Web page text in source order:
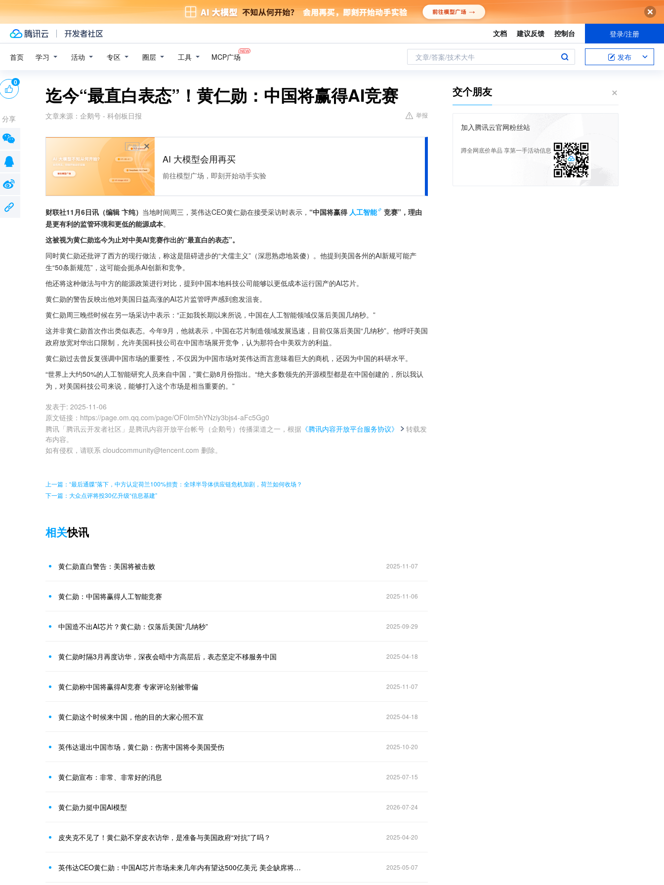
文档 建议反馈 控制台 登录/注册
首页 学习 活动 专区 圈层 工具 MCP广场 文章/答案/技术大牛 发布
迄今“最直白表态”！黄仁勋：中国将赢得AI竞赛
文章来源： 企鹅号 - 科创板日报 举报
广告
AI 大模型会用再买
前往模型广场，即刻开始动手实验
财联社11月6日讯（编辑 卞纯） 当地时间周三，英伟达CEO黄仁勋在接受采访时表示， “中国将赢得 人工智能
竞赛”，理由
是更有利的监管环境和更低的能源成本。
这被视为黄仁勋迄今为止对中美AI竞赛作出的“最直白的表态”。
同时黄仁勋还批评了西方的现行做法，称这是阻碍进步的“犬儒主义”（深思熟虑地装傻）。他提到美国各州的AI新规可能产
生“50条新规范”，这可能会扼杀AI创新和竞争。
他还将这种做法与中方的能源政策进行对比，提到中国本地科技公司能够以更低成本运行国产的AI芯片。
黄仁勋的警告反映出他对美国日益高涨的AI芯片监管呼声感到愈发沮丧。
黄仁勋周三晚些时候在另一场采访中表示：“正如我长期以来所说，中国在人工智能领域仅落后美国几纳秒。”
这并非黄仁勋首次作出类似表态。今年9月，他就表示，中国在芯片制造领域发展迅速，目前仅落后美国“几纳秒”。他呼吁美国
政府放宽对华出口限制，允许美国科技公司在中国市场展开竞争，认为那符合中美双方的利益。
黄仁勋过去曾反复强调中国市场的重要性，不仅因为中国市场对英伟达而言意味着巨大的商机，还因为中国的科研水平。
“世界上大约50%的人工智能研究人员来自中国，”黄仁勋8月份指出。“绝大多数领先的开源模型都是在中国创建的，所以我认
为，对美国科技公司来说，能够打入这个市场是相当重要的。”
发表于: 2025-11-06
原文链接 ： https://page.om.qq.com/page/OF0lm5hYNziy3bjs4-aFc5Gg0
腾讯「腾讯云开发者社区」是腾讯内容开放平台帐号（企鹅号）传播渠道之一，根据 《腾讯内容开放平台服务协议》
转载发
布内容。
如有侵权，请联系 cloudcommunity@tencent.com 删除。
0
分享
上一篇：“最后通牒”落下，中方认定荷兰100%担责：全球半导体供应链危机加剧，荷兰如何收场？
下一篇：大众点评将投30亿升级“信息基建”
相关快讯
黄仁勋直白警告：美国将被击败 2025-11-07
黄仁勋：中国将赢得人工智能竞赛 2025-11-06
中国造不出AI芯片？黄仁勋：仅落后美国“几纳秒” 2025-09-29
黄仁勋时隔3月再度访华，深夜会晤中方高层后，表态坚定不移服务中国 2025-04-18
黄仁勋称中国将赢得AI竞赛 专家评论别被带偏 2025-11-07
黄仁勋这个时候来中国，他的目的大家心照不宣 2025-04-18
英伟达退出中国市场，黄仁勋：伤害中国将令美国受伤 2025-10-20
黄仁勋宣布：非常、非常好的消息 2025-07-15
黄仁勋力挺中国AI模型 2026-07-24
皮夹克不见了！黄仁勋不穿皮衣访华，是准备与美国政府“对抗”了吗？ 2025-04-20
英伟达CEO黄仁勋：中国AI芯片市场未来几年内有望达500亿美元 美企缺席将损失巨大 2025-05-07
交个朋友
加入腾讯云官网粉丝站
蹲全网底价单品 享第一手活动信息